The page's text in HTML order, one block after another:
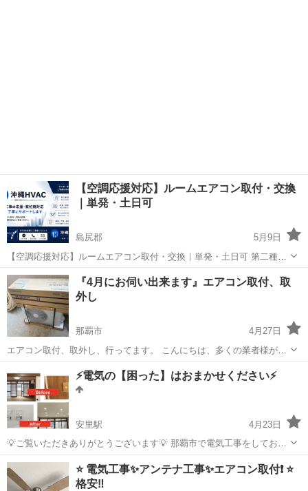
【空調応援対応】ルームエアコン取付・交換
｜単発・土日可
島尻郡
5月9日
【空調応援対応】ルームエアコン取付・交換｜単発・土日可 第二種電
気工事士あり。 ルームエアコン取付・交換の応援、 手元、繁忙期対応
などご相談ください。 単発・短期・継続応援歓迎です。 土日対応も可
能です...
沖縄 島尻郡 電気工事 案件
『4月にお伺い出来ます』エアコン取付、取
外し
那覇市
4月27日
エアコン取付、取外し、行ってます。 こんにちは、多くの業者様がい
る中こちらの投稿を見ていただきありがとうございます😊 エアコンも
新しく入荷しましたので今なら在庫あります。 見積もりのみでも大丈
夫です‼️ 皆様のお問合せど...
電気工事
⚡️電気の【困った】はおまかせください⚡️
安里駅
4月23日
💡ご覧いただきありがとうございます💡 那覇市で電気工事をしており
ます。おかげさまでリピーター様も増え、とても感謝しております。
今後ともよろしくお願いします🙏 Q.電気の工事をお願いしたいけど、
どこに連絡していいかわからな...
沖縄 那覇市 安里駅 無料
⭐️ 電気工事✨アンテナ工事✨エアコン取付❗️ ⭐️
格安‼️